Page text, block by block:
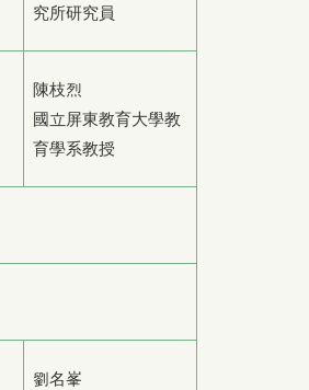
究所研究員
陳枝烈
國立屏東教育大學教
育學系教授
劉名峯